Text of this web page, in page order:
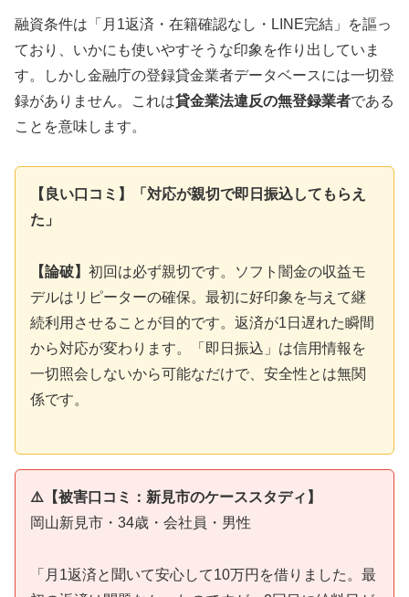
融資条件は「月1返済・在籍確認なし・LINE完結」を謳っ
ており、いかにも使いやすそうな印象を作り出していま
す。しかし金融庁の登録貸金業者データベースには一切登
録がありません。これは貸金業法違反の無登録業者である
ことを意味します。
【良い口コミ】「対応が親切で即日振込してもらえ
た」
【論破】 初回は必ず親切です。ソフト闇金の収益モ
デルはリピーターの確保。最初に好印象を与えて継
続利用させることが目的です。返済が1日遅れた瞬間
から対応が変わります。「即日振込」は信用情報を
一切照会しないから可能なだけで、安全性とは無関
係です。
⚠️【被害口コミ：新見市のケーススタディ】
岡山新見市・34歳・会社員・男性
「月1返済と聞いて安心して10万円を借りました。最